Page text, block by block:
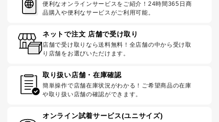
便利なオンラインサービスをご紹介！24時間365日商
品購入や便利なサービスがご利用可能。
ネットで注文 店舗で受け取り
店舗で受け取りなら送料無料！全店舗の中から受け取
り店舗をお選びいただけます。
取り扱い店舗・在庫確認
簡単操作で店舗在庫状況がわかる！ご希望商品の在庫
や取り扱い店舗の確認ができます。
オンライン試着サービス(ユニサイズ)